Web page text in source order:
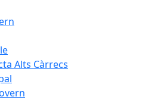
Alts Càrrecs